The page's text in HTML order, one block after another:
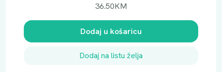
36.50KM
Dodaj u košaricu
Dodaj na listu želja